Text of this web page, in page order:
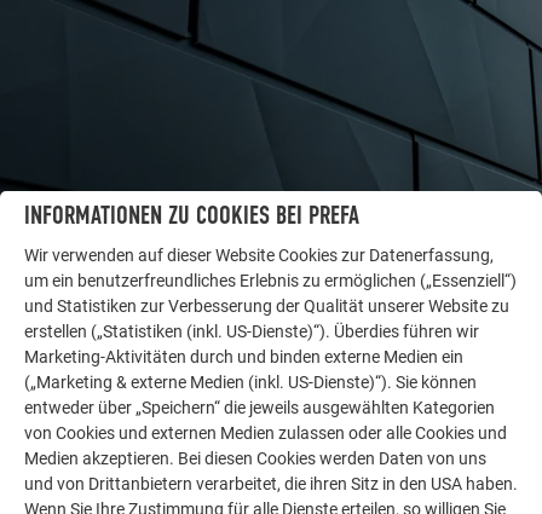
LASSEN SIE SICH INSPIRIEREN
WEITERE OBJEKTE
Die PREFA Referenzgalerie zeigt, wie vielseitig
Aluminium eingesetzt werden kann. Entdecken Sie
weitere beeindruckende Projekte mit den langlebigen
PREFA Aluminiumlösungen für Dach, Solar und
INFORMATIONEN ZU COOKIES BEI PREFA
Wir verwenden auf dieser Website Cookies zur Datenerfassung,
um ein benutzerfreundliches Erlebnis zu ermöglichen („Essenziell“)
und Statistiken zur Verbesserung der Qualität unserer Website zu
erstellen („Statistiken (inkl. US-Dienste)“). Überdies führen wir
Marketing-Aktivitäten durch und binden externe Medien ein
(„Marketing & externe Medien (inkl. US-Dienste)“). Sie können
entweder über „Speichern“ die jeweils ausgewählten Kategorien
von Cookies und externen Medien zulassen oder alle Cookies und
Medien akzeptieren. Bei diesen Cookies werden Daten von uns
und von Drittanbietern verarbeitet, die ihren Sitz in den USA haben.
Wenn Sie Ihre Zustimmung für alle Dienste erteilen, so willigen Sie